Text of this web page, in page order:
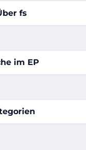
fs
im EP